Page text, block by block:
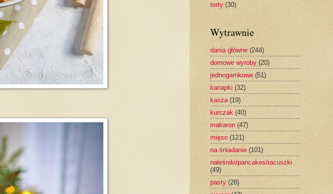
torty (30)
Wytrawnie
dania główne (244)
domowe wyroby (20)
jednogarnkowe (51)
kanapki (32)
kasza (19)
kurczak (40)
makaron (47)
mięso (121)
na śniadanie (101)
naleśniki/pancakes/racuszki
(49)
pasty (28)